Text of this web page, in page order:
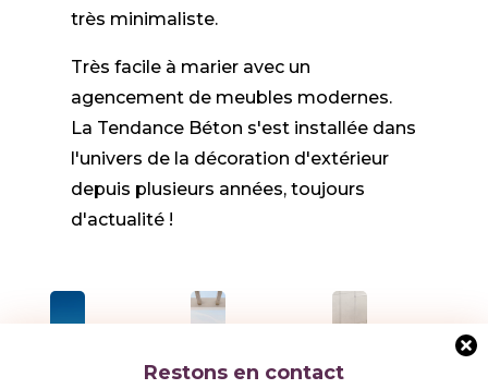
très minimaliste.
Très facile à marier avec un
agencement de meubles modernes.
La Tendance Béton s'est installée dans
l'univers de la décoration d'extérieur
depuis plusieurs années, toujours
d'actualité !
Restons en contact